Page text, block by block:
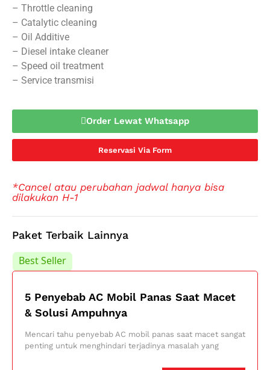
– Throttle cleaning
– Catalytic cleaning
– Oil Additive
– Diesel intake cleaner
– Speed oil treatment
– Service transmisi
Order Lewat Whatsapp
Reservasi Via Form
*Cancel atau perubahan jadwal hanya bisa
dilakukan H-1
Paket Terbaik Lainnya
Best Seller
5 Penyebab AC Mobil Panas Saat Macet
& Solusi Ampuhnya
Mencari tahu penyebab AC mobil panas saat macet sangat
penting untuk menghindari terjadinya masalah yang
Best Seller